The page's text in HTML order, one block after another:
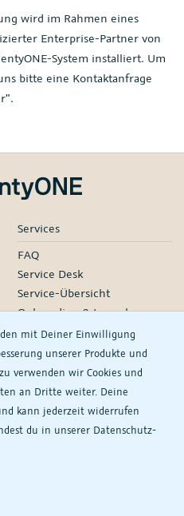
mit Deiner Einwilligung
unserer Produkte und
verwenden wir Cookies und
an Dritte weiter. Deine
kann jederzeit widerrufen
du in unserer Daten­schutz­
wird im Rahmen eines
Enterprise-Partner von
System installiert. Um
bitte eine Kontaktanfrage
Services
FAQ
Service Desk
Service-Übersicht
Onboarding & Launch
Services
Managed Services
Partner-Netzwerk
Webinare
Unternehmen